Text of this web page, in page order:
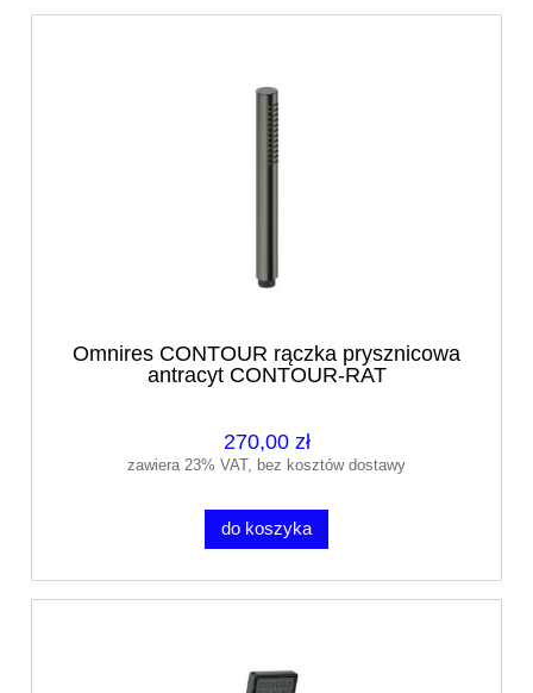
Omnires CONTOUR rączka prysznicowa
antracyt CONTOUR-RAT
270,00 zł
zawiera 23% VAT, bez kosztów dostawy
do koszyka